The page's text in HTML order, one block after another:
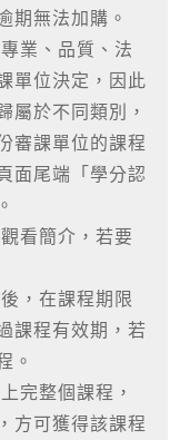
期無法加購。
業、品質、法
單位決定，因此
屬於不同類別，
審課單位的課程
面尾端「學分認
看簡介，若要
，在課程期限
課程有效期，若
。
完整個課程，
方可獲得該課程